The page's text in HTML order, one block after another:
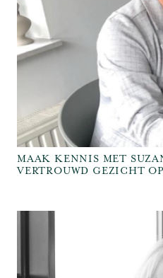
MAAK KENNIS MET
VERTROUWD GEZICHT